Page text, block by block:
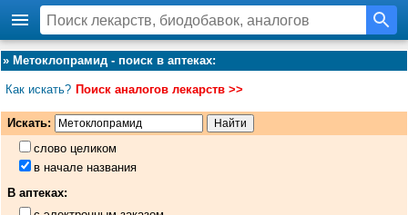
» Метоклопрамид - поиск в аптеках:
Как искать? Поиск аналогов лекарств >>
Искать:
слово целиком
в начале названия
В аптеках: